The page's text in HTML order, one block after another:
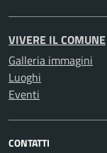
VIVERE IL COMUNE
Galleria immagini
Luoghi
Eventi
CONTATTI